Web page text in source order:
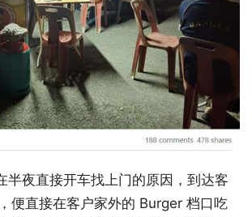
半夜直接开车找上门的原因，到达客
便直接在客户家外的 Burger 档口吃